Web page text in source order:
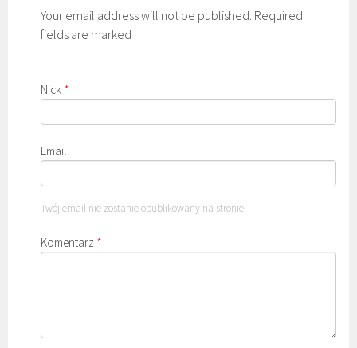
Your email address will not be published. Required
fields are marked
Nick *
Email
Twój email nie zostanie opublikowany na stronie.
Komentarz *